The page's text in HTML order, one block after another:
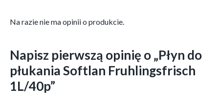
Na razie nie ma opinii o produkcie.
Napisz pierwszą opinię o „Płyn do
płukania Softlan Fruhlingsfrisch
1L/40p”